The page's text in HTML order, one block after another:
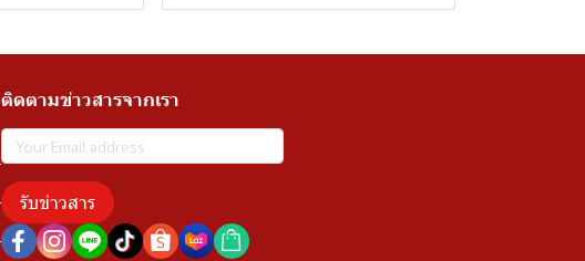
ติดตามข่าวสารจากเรา
รับข่าวสาร